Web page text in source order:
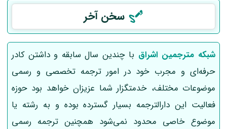
سخن آخر
شبکه مترجمین اشراق با چندین سال سابقه و داشتن کادر
حرفه‌ای و مجرب خود در امور ترجمه تخصصی و رسمی
موضوعات مختلف، خدمتگزار شما عزیزان خواهد بود حوزه
فعالیت این دارالترجمه بسیار گسترده بوده و به رشته یا
موضوع خاصی محدود نمی‌شود همچنین ترجمه رسمی